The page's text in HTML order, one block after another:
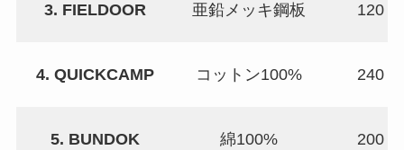
3. FIELDOOR 亜鉛メッキ鋼板 120 x
4. QUICKCAMP コットン100% 240 x
5. BUNDOK 綿100% 200 x